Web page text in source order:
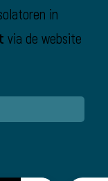
in
via de website